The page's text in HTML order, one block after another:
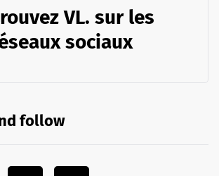
VL. sur les
sociaux
follow